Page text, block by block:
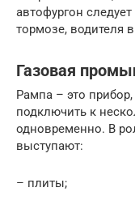
автофургон
тормозе, водителя
Газовая
Рампа – это
подключить к
одновременно. В
выступают:
– плиты;